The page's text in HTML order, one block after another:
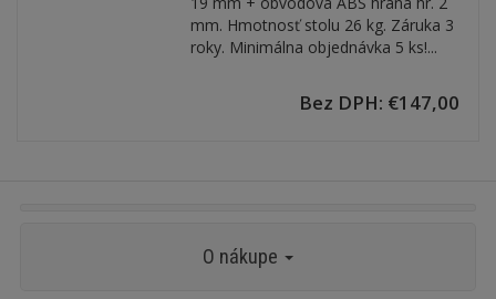
mm. Hmotnosť stolu 26 kg. Záruka 3
roky. Minimálna objednávka 5 ks!...
Bez DPH: €147,00
O nákupe